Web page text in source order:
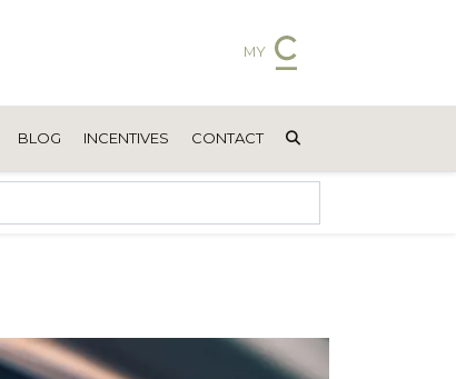
MY
BLOG INCENTIVES CONTACT